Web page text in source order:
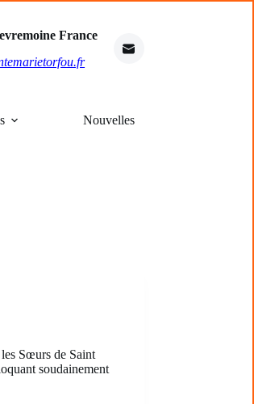
France
Nouvelles
Sœurs de Saint
soudainement